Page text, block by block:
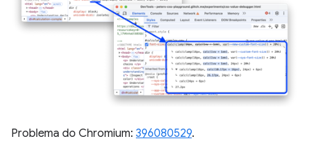
Problema do Chromium: 396080529.